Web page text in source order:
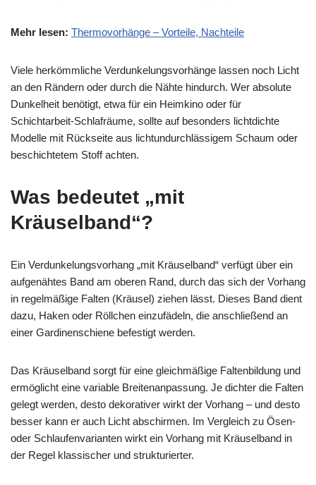
Mehr lesen: Thermovorhänge – Vorteile, Nachteile
Viele herkömmliche Verdunkelungsvorhänge lassen noch Licht
an den Rändern oder durch die Nähte hindurch. Wer absolute
Dunkelheit benötigt, etwa für ein Heimkino oder für
Schichtarbeit-Schlafräume, sollte auf besonders lichtdichte
Modelle mit Rückseite aus lichtundurchlässigem Schaum oder
beschichtetem Stoff achten.
Was bedeutet „mit
Kräuselband“?
Ein Verdunkelungsvorhang „mit Kräuselband“ verfügt über ein
aufgenähtes Band am oberen Rand, durch das sich der Vorhang
in regelmäßige Falten (Kräusel) ziehen lässt. Dieses Band dient
dazu, Haken oder Röllchen einzufädeln, die anschließend an
einer Gardinenschiene befestigt werden.
Das Kräuselband sorgt für eine gleichmäßige Faltenbildung und
ermöglicht eine variable Breitenanpassung. Je dichter die Falten
gelegt werden, desto dekorativer wirkt der Vorhang – und desto
besser kann er auch Licht abschirmen. Im Vergleich zu Ösen-
oder Schlaufenvarianten wirkt ein Vorhang mit Kräuselband in
der Regel klassischer und strukturierter.